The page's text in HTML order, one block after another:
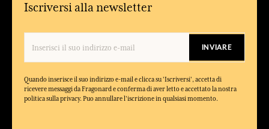
Iscriversi alla newsletter
INVIARE
Quando inserisce il suo indirizzo e-mail e clicca su 'Iscriversi', accetta di
ricevere messaggi da Fragonard e conferma di aver letto e accettato la nostra
politica sulla privacy. Puo annullare l'iscrizione in qualsiasi momento.